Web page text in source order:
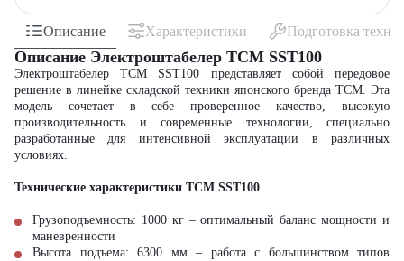
Описание Характеристики Подготовка
Описание Электроштабелер TCM SST100
Электроштабелер TCM SST100 представляет собой передовое
решение в линейке складской техники японского бренда TCM. Эта
модель сочетает в себе проверенное качество, высокую
производительность и современные технологии, специально
разработанные для интенсивной эксплуатации в различных
условиях.
Технические характеристики TCM SST100
Грузоподъемность: 1000 кг – оптимальный баланс мощности и
маневренности
Высота подъема: 6300 мм – работа с большинством типов